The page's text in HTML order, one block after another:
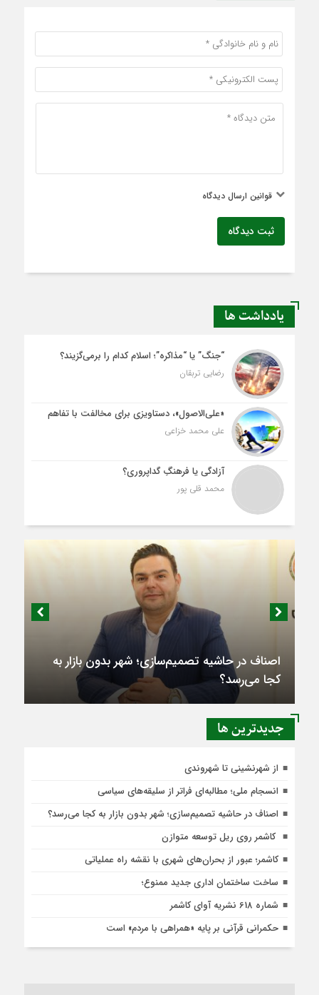
قوانین ارسال دیدگاه
ثبت دیدگاه
یادداشت ها
“جنگ” یا “مذاکره”؛ اسلام کدام را برمی‌گزیند؟
رضایی تربقان
«علی‌الاصول»، دستاویزی برای مخالفت با تفاهم
علی محمد خزاعی
آزادگی یا فرهنگِ گداپروری؟
محمد قلی پور
اصناف در حاشیه تصمیم‌سازی؛ شهر بدون بازار به
کجا می‌رسد؟
جديدترين ها
از شهرنشینی تا شهروندی
انسجام ملی؛ مطالبه‌ای فراتر از سلیقه‌های سیاسی
اصناف در حاشیه تصمیم‌سازی؛ شهر بدون بازار به کجا می‌رسد؟
کاشمر روی ریل توسعه متوازن
کاشمر؛ عبور از بحران‌های شهری با نقشه راه عملیاتی
ساخت ساختمان اداری جدید ممنوع؛
شماره 618 نشریه آوای کاشمر
حکمرانی قرآنی بر پایه «همراهی با مردم» است